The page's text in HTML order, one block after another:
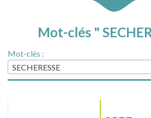
Mot-clés "
Mot-clés :
SECHERESSE